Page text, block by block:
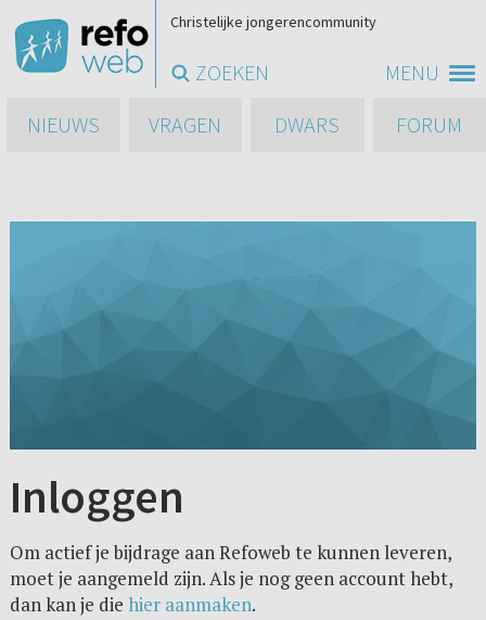
MENU
Christelijke jongerencommunity
ZOEKEN
NIEUWS
VRAGEN DWARS FORUM
Inloggen
Om actief je bijdrage aan Refoweb te kunnen leveren,
moet je aangemeld zijn. Als je nog geen account hebt,
dan kan je die hier aanmaken.